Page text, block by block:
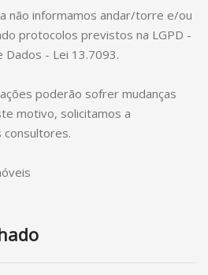
não informamos andar/torre e/ou
protocolos previstos na LGPD -
Dados - Lei 13.7093.
poderão sofrer mudanças
motivo, solicitamos a
consultores.